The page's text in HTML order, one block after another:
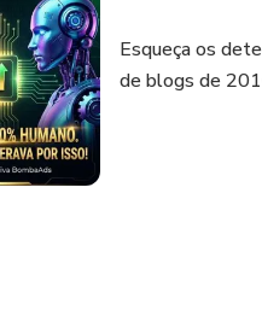
Esqueça os
de blogs de